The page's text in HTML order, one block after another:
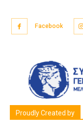
Facebook
Proudly Created by